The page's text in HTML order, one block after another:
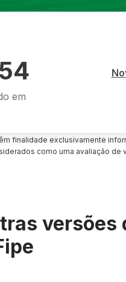
em
finalidade exclusivamente
como uma avaliação de
versões